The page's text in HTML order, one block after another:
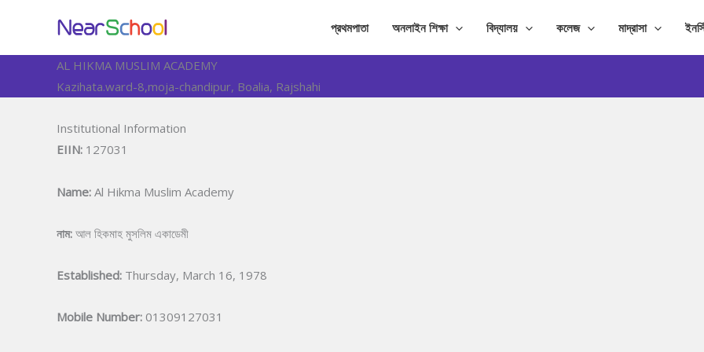
content
প্রথমপাতা অনলাইন শিক্ষা বিদ্যালয় কলেজ মাদ্রাসা
AL HIKMA MUSLIM ACADEMY
Kazihata.ward-8,moja-chandipur, Boalia, Rajshahi
Institutional Information
EIIN: 127031
Name: Al Hikma Muslim Academy
নাম: আল হিকমাহ মুসলিম একাডেমী
Established: Thursday, March 16, 1978
Mobile Number: 01309127031